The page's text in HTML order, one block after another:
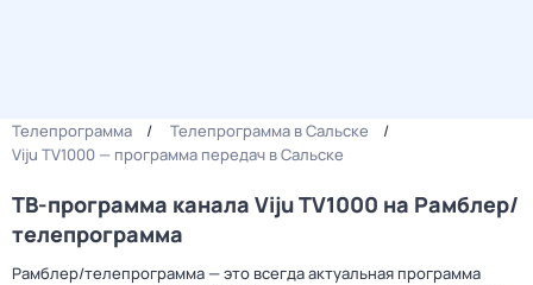
Телепрограмма
Телепрограмма в Сальске
Viju TV1000 — программа передач в Сальске
ТВ-программа канала Viju TV1000 на Рамблер/
телепрограмма
Рамблер/телепрограмма — это всегда актуальная программа